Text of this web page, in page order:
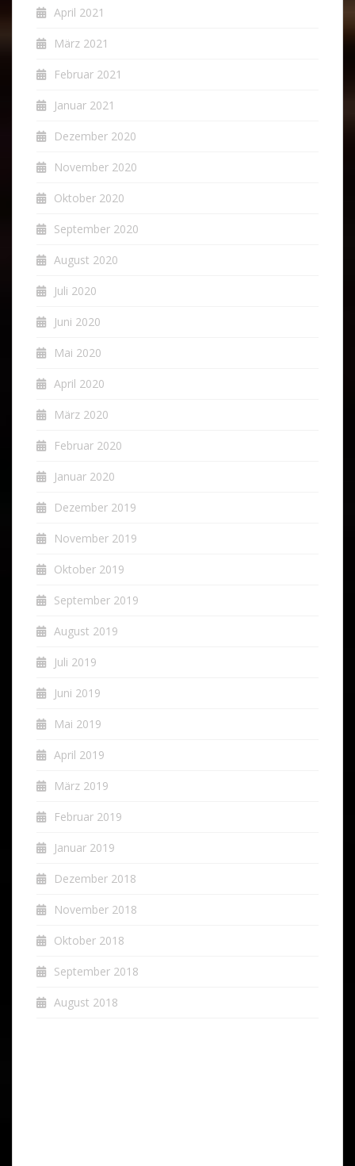
April 2021
März 2021
Februar 2021
Januar 2021
Dezember 2020
November 2020
Oktober 2020
September 2020
August 2020
Juli 2020
Juni 2020
Mai 2020
April 2020
März 2020
Februar 2020
Januar 2020
Dezember 2019
November 2019
Oktober 2019
September 2019
August 2019
Juli 2019
Juni 2019
Mai 2019
April 2019
März 2019
Februar 2019
Januar 2019
Dezember 2018
November 2018
Oktober 2018
September 2018
August 2018